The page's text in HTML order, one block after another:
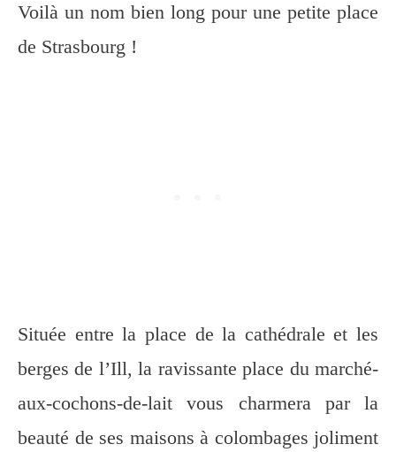
Voilà un nom bien long pour une petite place
de Strasbourg !
Située entre la place de la cathédrale et les
berges de l’Ill, la ravissante place du marché-
aux-cochons-de-lait vous charmera par la
beauté de ses maisons à colombages joliment